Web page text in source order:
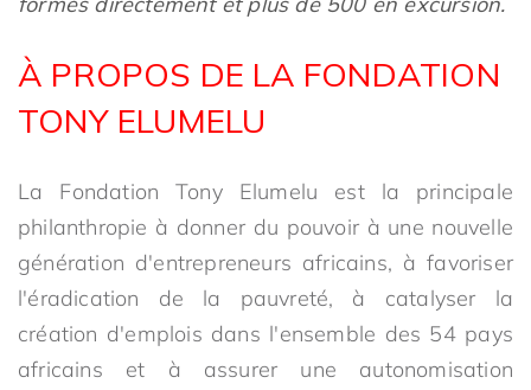
À PROPOS DE LA FONDATION
TONY ELUMELU
La Fondation Tony Elumelu est la principale
philanthropie à donner du pouvoir à une nouvelle
génération d'entrepreneurs africains, à favoriser
l'éradication de la pauvreté, à catalyser la
création d'emplois dans l'ensemble des 54 pays
africains et à assurer une autonomisation